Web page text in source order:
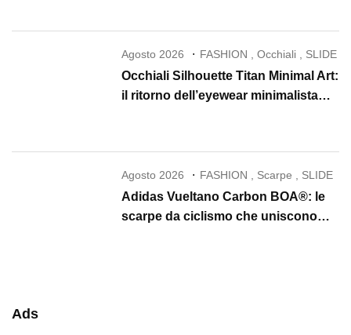
Agosto 2026 FASHION ,Occhiali SLIDE
Occhiali Silhouette Titan Minimal Art:
il ritorno dell’eyewear minimalista
Agosto 2026 FASHION , Scarpe , SLIDE
Adidas Vueltano Carbon BOA®: le
scarpe da ciclismo che uniscono
Ads